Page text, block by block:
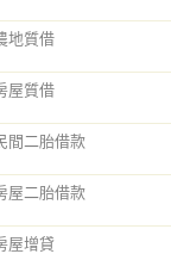
地質借
屋質借
間二胎借款
屋二胎借款
屋增貸